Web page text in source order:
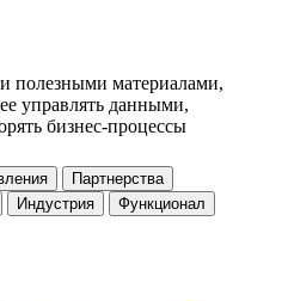
полезными материалами,
управлять данными,
бизнес-процессы
Партнерства
Индустрия
Функционал